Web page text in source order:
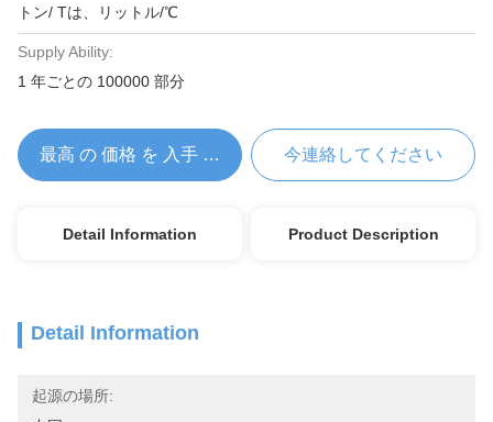
トン/ Tは、リットル/℃
Supply Ability:
1 年ごとの 100000 部分
最高 の 価格 を 入手 する 今連絡してください
Detail Information Product Description
Detail Information
起源の場所: